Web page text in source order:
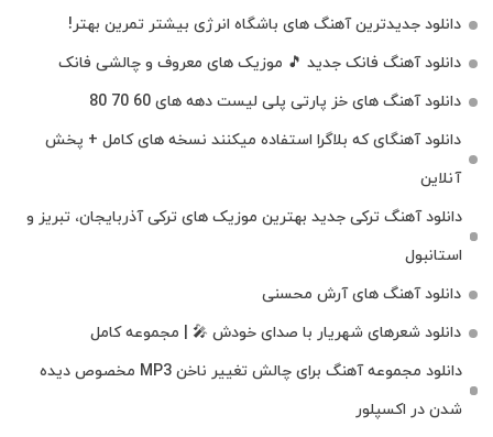
دانلود جدیدترین آهنگ‌ های باشگاه انرژی بیشتر تمرین بهتر!
دانلود آهنگ فانک جدید 🎵 موزیک‌ های معروف و چالشی فانک
دانلود آهنگ های خز پارتی پلی لیست دهه های 60 70 80
دانلود آهنگای که بلاگرا استفاده میکنند نسخه های کامل + پخش
آنلاین
دانلود آهنگ ترکی جدید بهترین موزیک‌ های ترکی آذربایجان، تبریز و
استانبول
دانلود آهنگ های آرش محسنی
دانلود شعرهای شهریار با صدای خودش 🎤 | مجموعه کامل
دانلود مجموعه آهنگ برای چالش تغییر ناخن MP3 مخصوص دیده
شدن در اکسپلور